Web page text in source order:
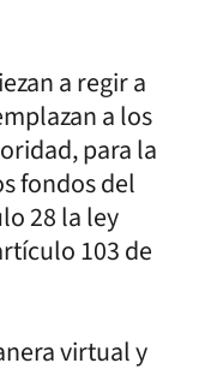
a regir a
a los
para la
fondos del
28 la ley
103 de
virtual y